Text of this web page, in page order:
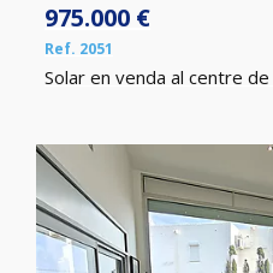
975.000 €
Ref. 2051
Solar en venda al centre